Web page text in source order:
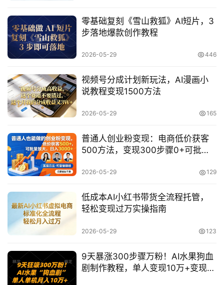
首
页
网
创
快
讯
赚
钱
项
目
中
网
零基础复刻《雪山救狐》AI短片，3
步落地爆款创作教程
2026-05-29 446
视频号分成计划新玩法，AI漫画小
说教程变现1500方法
2026-05-29 165
普通人创业粉变现：电商低价获客
500方法，变现300步骤0+可批量
2026-05-29 129
低成本AI小红书带货全流程托管，
轻松变现过万实操指南
2026-05-29 123
9天暴涨300步骤万粉！AI水果狗血
剧制作教程，单人变现10万+变现指